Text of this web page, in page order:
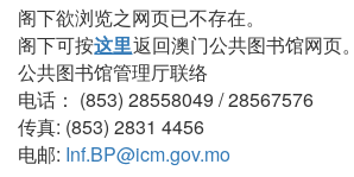
阁下欲浏览之网页已不存在。
阁下可按这里返回澳门公共图书馆网页
公共图书馆管理厅联络
电话： (853) 28558049 / 28567576
传真: (853) 2831 4456
电邮: Inf.BP@icm.gov.mo